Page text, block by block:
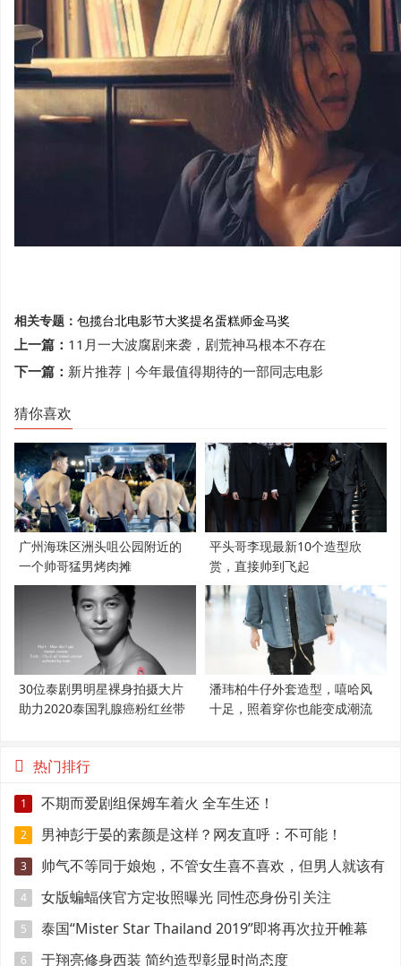
相关专题： 包揽台北电影节大奖提名蛋糕师金马奖
上一篇： 11月一大波腐剧来袭，剧荒神马根本不存在
下一篇： 新片推荐｜今年最值得期待的一部同志电影
猜你喜欢
广州海珠区洲头咀公园附近的
一个帅哥猛男烤肉摊
平头哥李现最新10个造型欣
赏，直接帅到飞起
30位泰剧男明星裸身拍摄大片
助力2020泰国乳腺癌粉红丝带
潘玮柏牛仔外套造型，嘻哈风
十足，照着穿你也能变成潮流
热门排行
1 不期而爱剧组保姆车着火 全车生还！
2 男神彭于晏的素颜是这样？网友直呼：不可能！
3
帅气不等同于娘炮，不管女生喜不喜欢，但男人就该有
点肌肉
4 女版蝙蝠侠官方定妆照曝光 同性恋身份引关注
5 泰国“Mister Star Thailand 2019”即将再次拉开帷幕
6 于翔亮修身西装 简约造型彰显时尚态度